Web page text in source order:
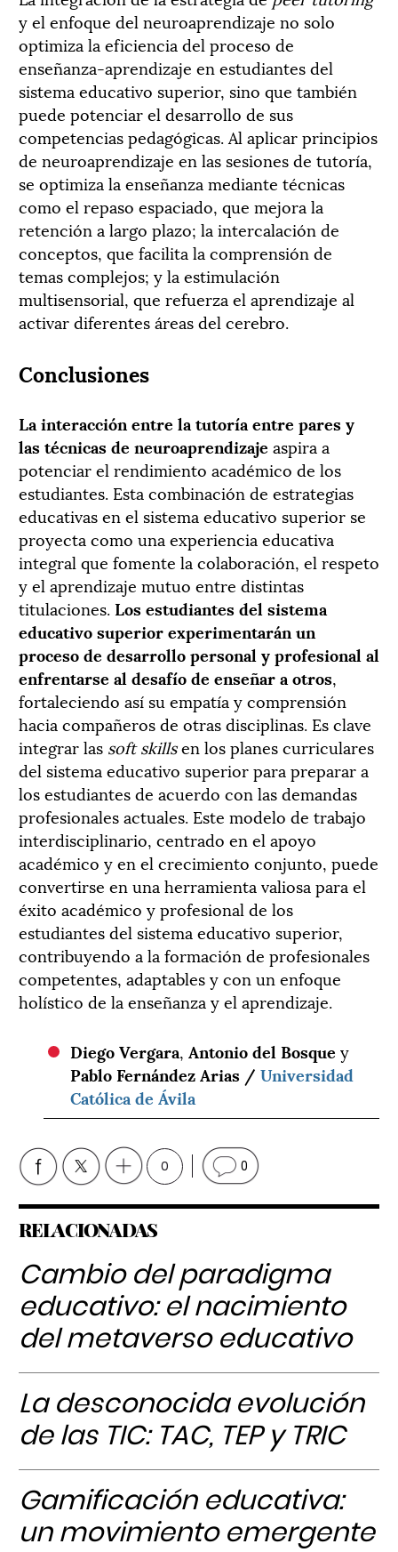
y el enfoque del neuroaprendizaje no solo
optimiza la eficiencia del proceso de
enseñanza-aprendizaje en estudiantes del
sistema educativo superior, sino que también
puede potenciar el desarrollo de sus
competencias pedagógicas. Al aplicar principios
de neuroaprendizaje en las sesiones de tutoría,
se optimiza la enseñanza mediante técnicas
como el repaso espaciado, que mejora la
retención a largo plazo; la intercalación de
conceptos, que facilita la comprensión de
temas complejos; y la estimulación
multisensorial, que refuerza el aprendizaje al
activar diferentes áreas del cerebro.
Conclusiones
La interacción entre la tutoría entre pares y
las técnicas de neuroaprendizaje aspira a
potenciar el rendimiento académico de los
estudiantes. Esta combinación de estrategias
educativas en el sistema educativo superior se
proyecta como una experiencia educativa
integral que fomente la colaboración, el respeto
y el aprendizaje mutuo entre distintas
titulaciones.Los estudiantes del sistema
educativo superior experimentarán un
proceso de desarrollo personal y profesional al
enfrentarse al desafío de enseñar a otros,
fortaleciendo así su empatía y comprensión
hacia compañeros de otras disciplinas. Es clave
integrar las soft skillsen los planes curriculares
del sistema educativo superior para preparar a
los estudiantes de acuerdo con las demandas
profesionales actuales. Este modelo de trabajo
interdisciplinario, centrado en el apoyo
académico y en el crecimiento conjunto, puede
convertirse en una herramienta valiosa para el
éxito académico y profesional de los
estudiantes del sistema educativo superior,
contribuyendo a la formación de profesionales
competentes, adaptables y con un enfoque
holístico de la enseñanza y el aprendizaje.
Diego Vergara, Antonio del Bosque y
Pablo Fernández Arias /Universidad
Católica de Ávila
0 0
RELACIONADAS
Cambio del paradigma
educativo: el nacimiento
del metaverso educativo
La desconocida evolución
de las TIC: TAC, TEP y TRIC
Gamificación educativa:
un movimiento emergente